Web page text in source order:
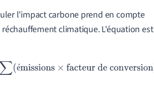
l'impact carbone prend en compte
climatique. L'équation est
é
∑( émissions×facteur de conversion)